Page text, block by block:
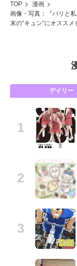
TOP
漫画
画像・写真：『パリと
末の“キュン”にオスス
デイリー